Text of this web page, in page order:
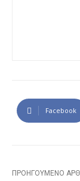
Facebook
ΠΡΟΗΓΟΎΜΕΝΟ